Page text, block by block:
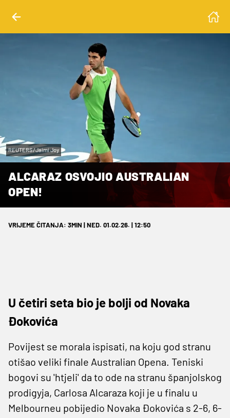
REUTERS/Jaimi Joy
ALCARAZ OSVOJIO AUSTRALIAN
OPEN!
VRIJEME ČITANJA: 3MIN | NED. 01.02.26. | 12:50
U četiri seta bio je bolji od Novaka
Đokovića
Povijest se morala ispisati, na koju god stranu
otišao veliki finale Australian Opena. Teniski
bogovi su 'htjeli' da to ode na stranu španjolskog
prodigyja, Carlosa Alcaraza koji je u finalu u
Melbourneu pobijedio Novaka Đokovića s 2-6, 6-